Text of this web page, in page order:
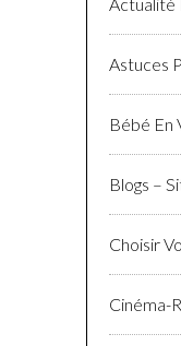
Actualité
Astuces
Bébé En
Blogs –
Choisir
Cinéma-